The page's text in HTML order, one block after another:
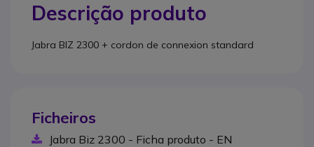
Descrição produto
Jabra BIZ 2300 + cordon de connexion standard
Ficheiros
Jabra Biz 2300 - Ficha produto - EN